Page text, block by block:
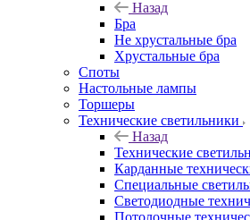
Назад
Бра
Не хрустальные бра
Хрустальные бра
Споты
Настольные лампы
Торшеры
Технические светильники
Назад
Технические
Карданные
Специальные
Светодиодные
Потолочные